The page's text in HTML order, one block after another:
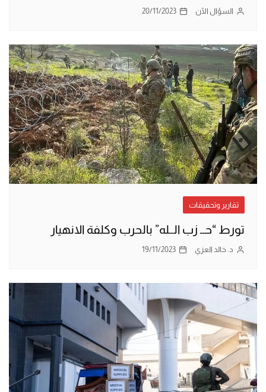
السؤال الآن 20/11/2023
تقارير وتحقيقات
تورط “حــ زب الــله” بالحرب وكلفة الانهيار
د. خالد العزي 19/11/2023